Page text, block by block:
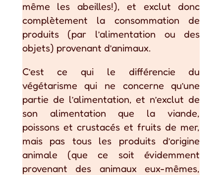
même les abeilles!), et exclut donc
complètement la consommation de
produits (par l’alimentation ou des
objets) provenant d’animaux.
C’est ce qui le différencie du
végétarisme qui ne concerne qu’une
partie de l’alimentation, et n’exclut de
son alimentation que la viande,
poissons et crustacés et fruits de mer,
mais pas tous les produits d’origine
animale (que ce soit évidemment
provenant des animaux eux-mêmes,